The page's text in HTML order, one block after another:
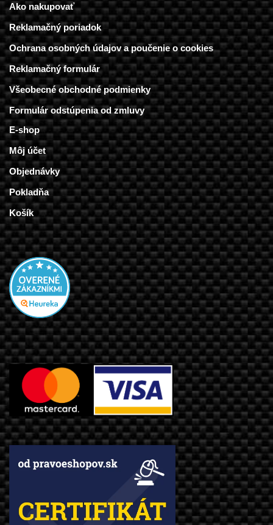
Ako nakupovať
Reklamačný poriadok
Ochrana osobných údajov a poučenie o cookies
Reklamačný formulár
Všeobecné obchodné podmienky
Formulár odstúpenia od zmluvy
E-shop
Môj účet
Objednávky
Pokladňa
Košík